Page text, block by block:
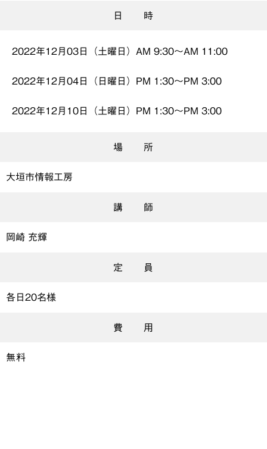
日 時
2022年12月03日（土曜日）AM 9:30〜AM 11:00
2022年12月04日（日曜日）PM 1:30〜PM 3:00
2022年12月10日（土曜日）PM 1:30〜PM 3:00
場 所
大垣市情報工房
講 師
岡崎 充輝
定 員
各日20名様
費 用
無料